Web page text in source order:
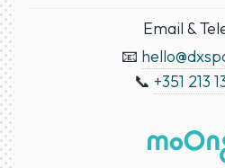
Email &
📧
📞 +351 213